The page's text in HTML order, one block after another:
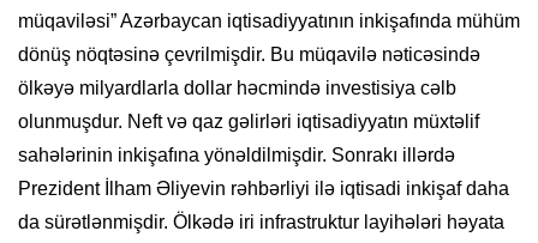
müqaviləsi” Azərbaycan iqtisadiyyatının inkişafında mühüm
dönüş nöqtəsinə çevrilmişdir. Bu müqavilə nəticəsində
ölkəyə milyardlarla dollar həcmində investisiya cəlb
olunmuşdur. Neft və qaz gəlirləri iqtisadiyyatın müxtəlif
sahələrinin inkişafına yönəldilmişdir. Sonrakı illərdə
Prezident İlham Əliyevin rəhbərliyi ilə iqtisadi inkişaf daha
da sürətlənmişdir. Ölkədə iri infrastruktur layihələri həyata